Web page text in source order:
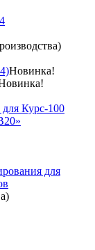
Новинка!
Курс-100
для